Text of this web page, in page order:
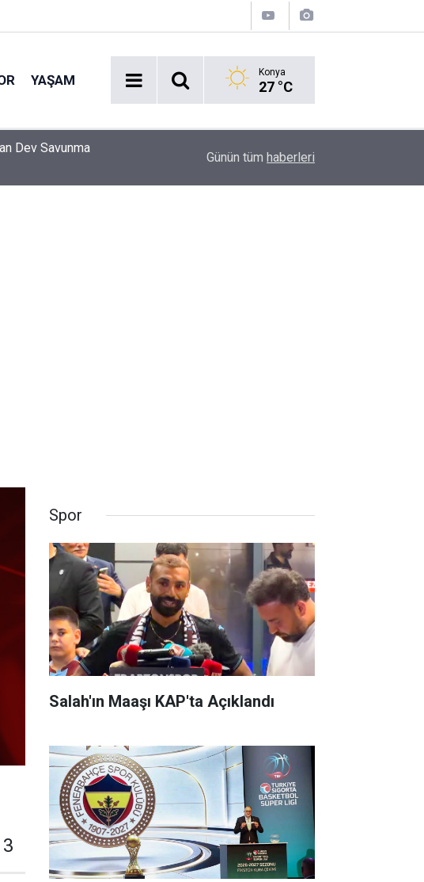
YAŞAM Konya
27 °C
aştı
dönemin kazanan şehirlerinden biri olabilir
Günün tüm haberleri
Spor
Salah'ın Maaşı KAP'ta Açıklandı